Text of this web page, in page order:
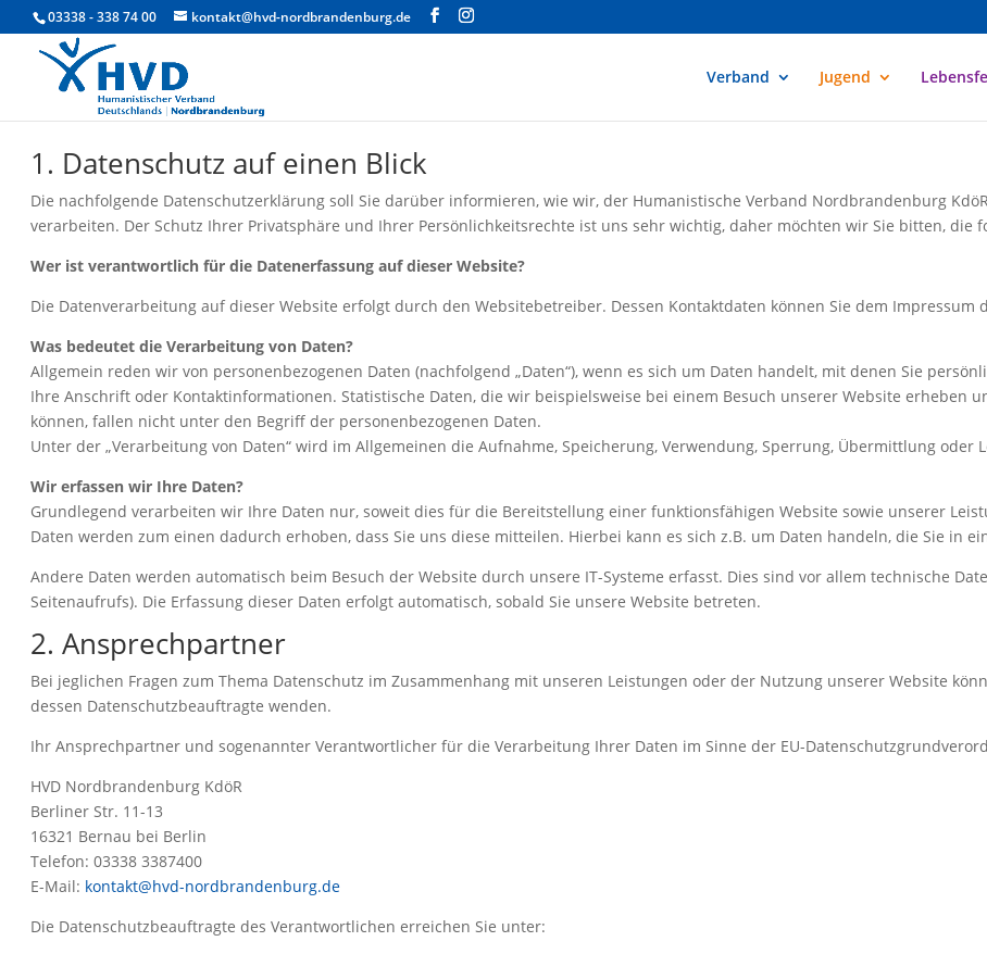
03338 - 338 74 00 kontakt@hvd-nordbrandenburg.de
Verband Jugend
1. Datenschutz auf einen Blick
Die nachfolgende Datenschutzerklärung soll Sie darüber informieren, wie wir, der Humanistische Verband Nordbrandenburg
verarbeiten. Der Schutz Ihrer Privatsphäre und Ihrer Persönlichkeitsrechte ist uns sehr wichtig, daher möchten wir Sie bitten, die
Wer ist verantwortlich für die Datenerfassung auf dieser Website?
Die Datenverarbeitung auf dieser Website erfolgt durch den Websitebetreiber. Dessen Kontaktdaten können Sie dem Impressum
Was bedeutet die Verarbeitung von Daten?
Allgemein reden wir von personenbezogenen Daten (nachfolgend „Daten“), wenn es sich um Daten handelt, mit denen Sie
Ihre Anschrift oder Kontaktinformationen. Statistische Daten, die wir beispielsweise bei einem Besuch unserer Website erheben
können, fallen nicht unter den Begriff der personenbezogenen Daten.
Unter der „Verarbeitung von Daten“ wird im Allgemeinen die Aufnahme, Speicherung, Verwendung, Sperrung, Übermittlung oder
Wir erfassen wir Ihre Daten?
Grundlegend verarbeiten wir Ihre Daten nur, soweit dies für die Bereitstellung einer funktionsfähigen Website sowie unserer
Daten werden zum einen dadurch erhoben, dass Sie uns diese mitteilen. Hierbei kann es sich z.B. um Daten handeln, die Sie in
Andere Daten werden automatisch beim Besuch der Website durch unsere IT-Systeme erfasst. Dies sind vor allem technische
Seitenaufrufs). Die Erfassung dieser Daten erfolgt automatisch, sobald Sie unsere Website betreten.
2. Ansprechpartner
Bei jeglichen Fragen zum Thema Datenschutz im Zusammenhang mit unseren Leistungen oder der Nutzung unserer Website
dessen Datenschutzbeauftragte wenden.
Ihr Ansprechpartner und sogenannter Verantwortlicher für die Verarbeitung Ihrer Daten im Sinne der EU-
HVD Nordbrandenburg KdöR
Berliner Str. 11-13
16321 Bernau bei Berlin
Telefon: 03338 3387400
E-Mail: kontakt@hvd-nordbrandenburg.de
Die Datenschutzbeauftragte des Verantwortlichen erreichen Sie unter: